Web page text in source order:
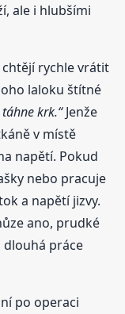
ale i hlubšími
rychle vrátit
laloku štítné
krk.“Jenže
v místě
napětí. Pokud
nebo pracuje
a napětí jizvy.
ano, prudké
dlouhá práce
po operaci